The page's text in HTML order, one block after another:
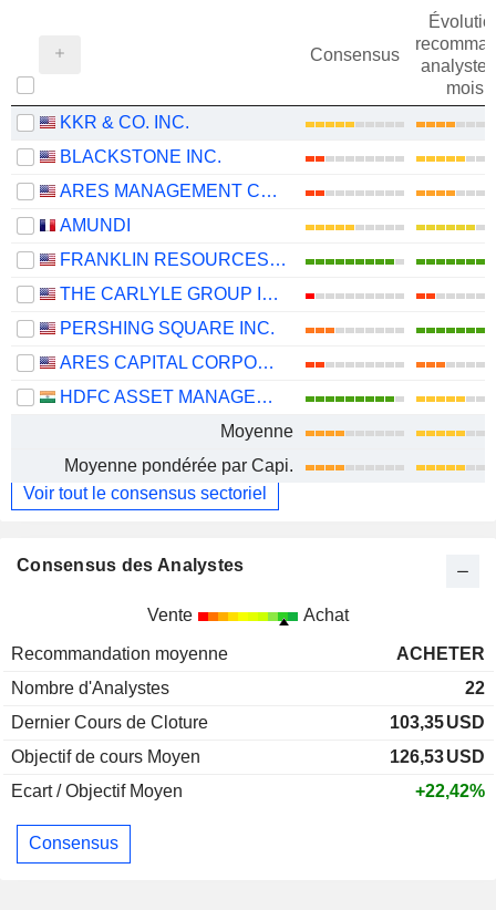
Consensus
mois
KKR & CO. INC.
BLACKSTONE INC.
ARES MANAGEMENT CORPORATION
AMUNDI
FRANKLIN RESOURCES, INC.
THE CARLYLE GROUP INC.
PERSHING SQUARE INC.
ARES CAPITAL CORPORATION
HDFC ASSET MANAGEMENT COMPANY LIMITED
Moyenne
Moyenne pondérée par Capi.
Voir tout le consensus sectoriel
Consensus des Analystes
Vente Achat
Recommandation moyenne
ACHETER
Nombre d'Analystes
22
Dernier Cours de Cloture
103,35USD
Objectif de cours Moyen
126,53USD
Ecart / Objectif Moyen
+22,42%
Consensus